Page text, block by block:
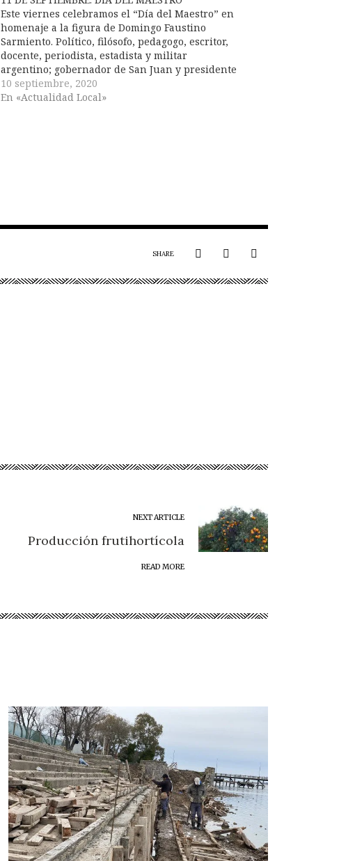
Este viernes celebramos el “Día del Maestro” en
homenaje a la figura de Domingo Faustino
Sarmiento. Político, filósofo, pedagogo, escritor,
docente, periodista, estadista y militar
argentino; gobernador de San Juan y presidente
de la Nación Argentina. Sin lugar a dudas, es
una figura muy importante en la historia de la…
10 septiembre, 2020
En «Actualidad Local»
SHARE
NEXT ARTICLE
Producción frutihortícola
READ MORE